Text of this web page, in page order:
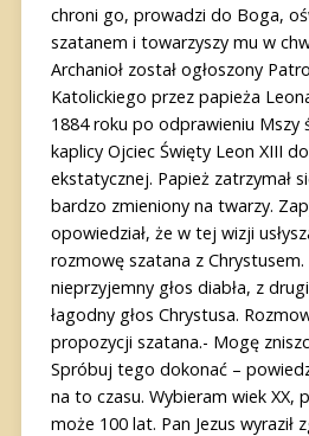
chroni go, prowadzi do Boga,
szatanem i towarzyszy mu w
Archanioł został ogłoszony
Katolickiego przez papieża
1884 roku po odprawieniu
kaplicy Ojciec Święty Leon XIII
ekstatycznej. Papież zatrzymał
bardzo zmieniony na twarzy.
opowiedział, że w tej wizji
rozmowę szatana z Chrystusem.
nieprzyjemny głos diabła, z
łagodny głos Chrystusa.
propozycji szatana.- Mogę
Spróbuj tego dokonać –
na to czasu. Wybieram wiek XX,
może 100 lat. Pan Jezus